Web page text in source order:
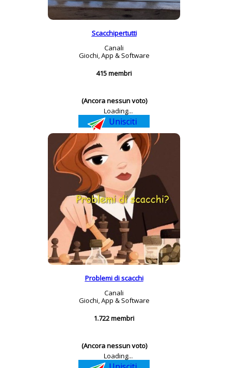
Scacchipertutti
Canali
Giochi, App & Software
415 membri
(Ancora nessun voto)
Loading...
Unisciti
Problemi di scacchi
Canali
Giochi, App & Software
1.722 membri
(Ancora nessun voto)
Loading...